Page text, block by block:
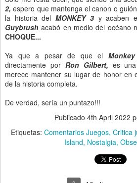
2, espero que mantenga el canon o
la historia delMONKEY 3 y acaben
Guybrushacabó en medio del océano
CHOQUE...
Ya que a pesar de que el
directamente por Ron Gilbert, es
merece mantener su lugar de honor en
de la historia completa.
De verdad, sería un puntazo!!!
Publicado 4th April 2022
Etiquetas: Comentarios Juegos Critica
Island Nostalgia